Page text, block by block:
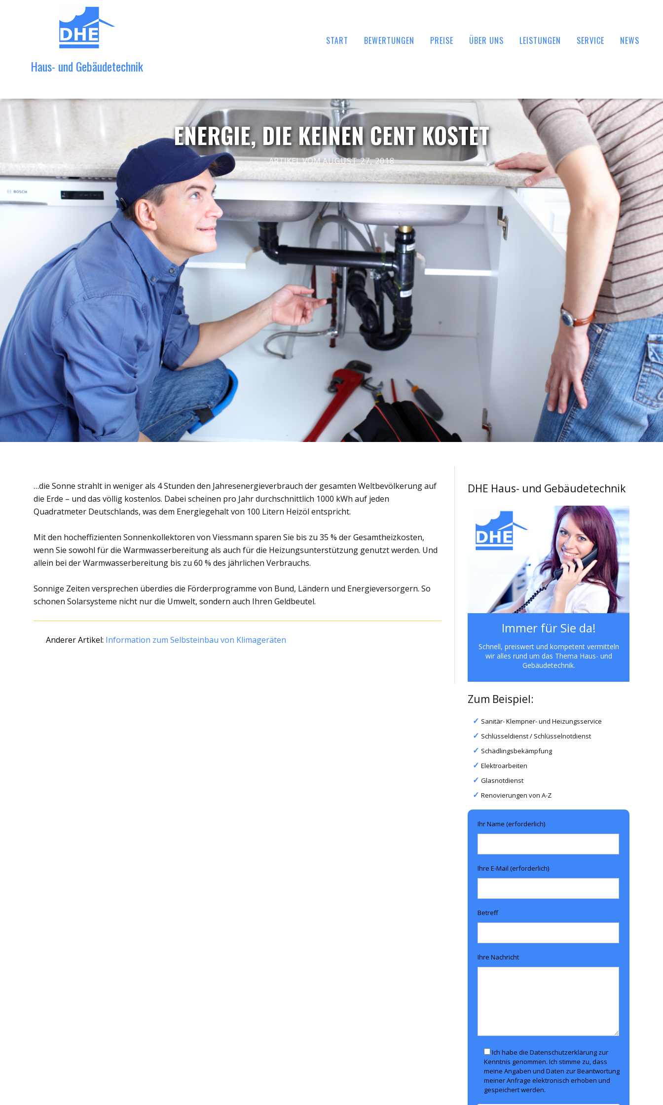
Haus- und Gebäudetechnik
START BEWERTUNGEN PREISE ÜBER UNS LEISTUNGEN SERVICE NEWS
ENERGIE, DIE KEINEN CENT KOSTET
ARTIKEL VOMAUGUST 27, 2018
…die Sonne strahlt in weniger als 4 Stunden den Jahresenergieverbrauch der gesamten Weltbevölkerung auf
die Erde – und das völlig kostenlos. Dabei scheinen pro Jahr durchschnittlich 1000 kWh auf jeden
Quadratmeter Deutschlands, was dem Energiegehalt von 100 Litern Heizöl entspricht.
Mit den hocheffizienten Sonnenkollektoren von Viessmann sparen Sie bis zu 35 % der Gesamtheizkosten,
wenn Sie sowohl für die Warmwasserbereitung als auch für die Heizungsunterstützung genutzt werden. Und
allein bei der Warmwasserbereitung bis zu 60 % des jährlichen Verbrauchs.
Sonnige Zeiten versprechen überdies die Förderprogramme von Bund, Ländern und Energieversorgern. So
schonen Solarsysteme nicht nur die Umwelt, sondern auch Ihren Geldbeutel.
Anderer Artikel: Information zum Selbsteinbau von Klimageräten
DHE Haus- und Gebäudetechnik
Immer für Sie da!
Schnell, preiswert und kompetent vermitteln
wir alles rund um das Thema Haus- und
Gebäudetechnik.
Zum Beispiel:
Sanitär- Klempner- und Heizungsservice
Schlüsseldienst / Schlüsselnotdienst
Schädlingsbekämpfung
Elektroarbeiten
Glasnotdienst
Renovierungen von A-Z
Ihr Name (erforderlich)
Ihre E-Mail (erforderlich)
Betreff
Ihre Nachricht
Ich habe die Datenschutzerklärung zur
Kenntnis genommen. Ich stimme zu, dass
meine Angaben und Daten zur Beantwortung
meiner Anfrage elektronisch erhoben und
gespeichert werden.